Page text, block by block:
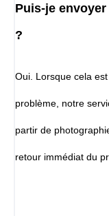
Puis-je
?
Oui. Lorsque cela
problème, notre
partir de
retour immédiat du